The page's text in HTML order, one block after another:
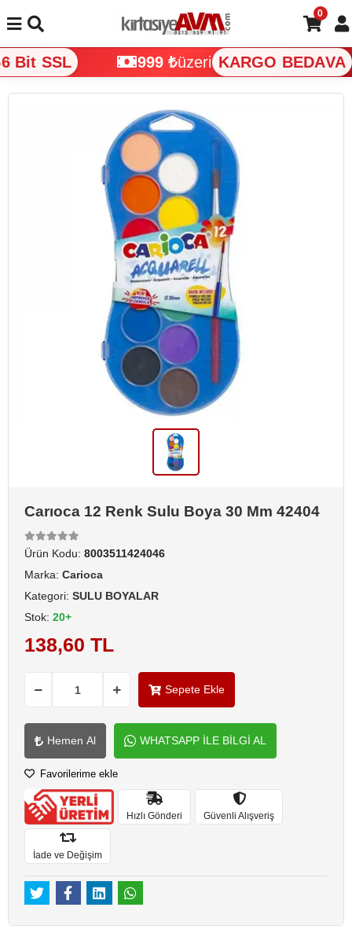
Bit SSL 999 ₺ üzeri KARGO BEDAVA
0
Carıoca 12 Renk Sulu Boya 30 Mm 42404
Ürün Kodu: 8003511424046
Marka: Carioca
Kategori: SULU BOYALAR
Stok: 20+
138,60 TL
Sepete Ekle
Hemen Al WHATSAPP İLE BİLGİ AL
Favorilerime ekle
Hızlı Gönderi Güvenli Alışveriş
İade ve Değişim